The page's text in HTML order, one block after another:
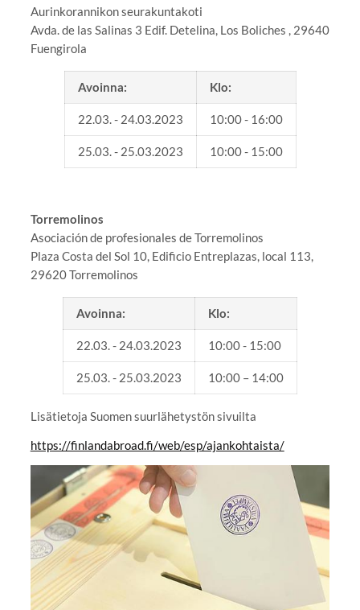
Aurinkorannikon seurakuntakoti
Avda. de las Salinas 3 Edif. Detelina, Los Boliches , 29640
Fuengirola
Avoinna: Klo:
22.03. - 24.03.2023 10:00 - 16:00
25.03. - 25.03.2023 10:00 - 15:00
Torremolinos
Asociación de profesionales de Torremolinos
Plaza Costa del Sol 10, Edificio Entreplazas, local 113,
29620 Torremolinos
Avoinna: Klo:
22.03. - 24.03.2023 10:00 - 15:00
25.03. - 25.03.2023 10:00 – 14:00
Lisätietoja Suomen suurlähetystön sivuilta
https://finlandabroad.fi/web/esp/ajankohtaista/